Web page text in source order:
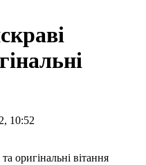
10:52